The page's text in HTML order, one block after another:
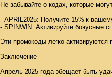
Не забывайте о кодах, которые
- APRIL2025: Получите 15% к
- SPINWIN: Активируйте бонусные
Эти промокоды легко
Заключение
Апрель 2025 года обещает быть